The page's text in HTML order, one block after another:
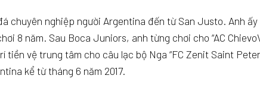
chuyên nghiệp người Argentina đến từ San Justo. Anh
8 năm. Sau Boca Juniors, anh từng chơi cho “AC
tiền vệ trung tâm cho câu lạc bộ Nga “FC Zenit Saint
kể từ tháng 6 năm 2017.